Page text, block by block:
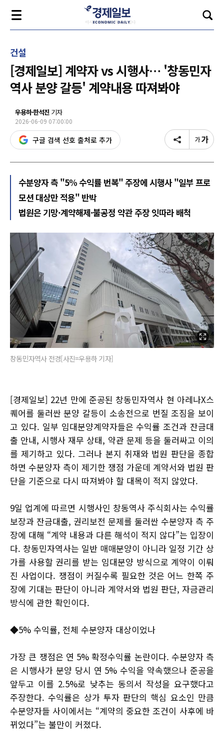
건설
[경제일보] 계약자 vs 시행사… '창동민자
역사 분양 갈등' 계약내용 따져봐야
우용하·한석진 기자
2026-06-09 07:00:00
구글 검색 선호 출처로 추가
수분양자 측 "5% 수익률 번복" 주장에 시행사 "일부 프로
모션 대상만 적용" 반박
법원은 기망·계약해제·불공정 약관 주장 잇따라 배척
창동민자역사 전경[사진=우용하 기자]
[경제일보] 22년 만에 준공된 창동민자역사 현 아레나X스
퀘어를 둘러싼 분양 갈등이 소송전으로 번질 조짐을 보이
고 있다. 일부 임대분양계약자들은 수익률 조건과 잔금대
출 안내, 시행사 재무 상태, 약관 문제 등을 둘러싸고 이의
를 제기하고 있다. 그러나 본지 취재와 법원 판단을 종합
하면 수분양자 측이 제기한 쟁점 가운데 계약서와 법원 판
단을 기준으로 다시 따져봐야 할 대목이 적지 않았다.
9일 업계에 따르면 시행사인 창동역사 주식회사는 수익률
보장과 잔금대출, 권리보전 문제를 둘러싼 수분양자 측 주
장에 대해 “계약 내용과 다른 해석이 적지 않다”는 입장이
다. 창동민자역사는 일반 매매분양이 아니라 일정 기간 상
가를 사용할 권리를 받는 임대분양 방식으로 계약이 이뤄
진 사업이다. 쟁점이 커질수록 필요한 것은 어느 한쪽 주
장에 기대는 판단이 아니라 계약서와 법원 판단, 자금관리
방식에 관한 확인이다.
◆5% 수익률, 전체 수분양자 대상이었나
가장 큰 쟁점은 연 5% 확정수익률 논란이다. 수분양자 측
은 시행사가 분양 당시 연 5% 수익을 약속했으나 준공을
앞두고 이를 2.5%로 낮추는 동의서 작성을 요구했다고
주장한다. 수익률은 상가 투자 판단의 핵심 요소인 만큼
수분양자들 사이에서는 “계약의 중요한 조건이 사후에 바
뀌었다”는 불만이 커졌다.